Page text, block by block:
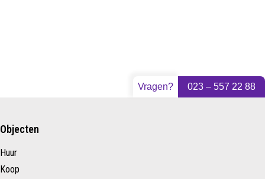
Vragen? 023 – 557 22 88
Objecten
Huur
Koop